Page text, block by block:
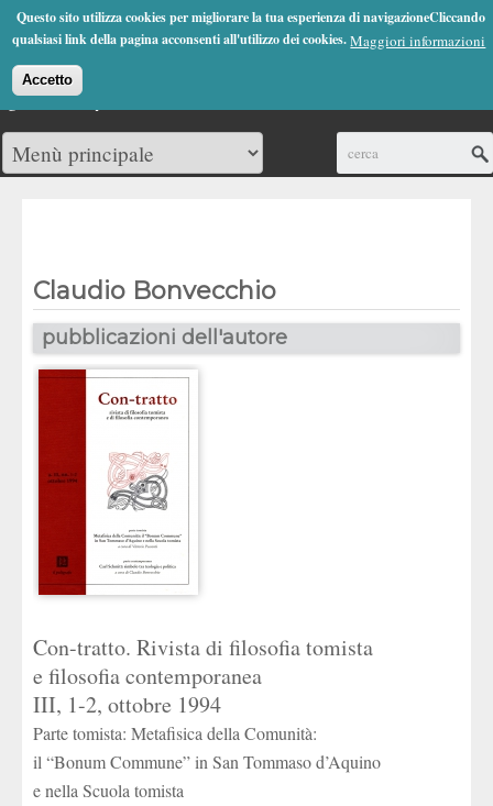
Questo sito utilizza cookies per migliorare la tua esperienza di navigazioneCliccando
qualsiasi link della pagina acconsenti all'utilizzo dei cookies.Maggiori informazioni
Accetto
Jump to Navigation
(0)
Claudio Bonvecchio
pubblicazioni dell'autore
Con-tratto. Rivista di filosofia tomista
e filosofia contemporanea
III, 1-2, ottobre 1994
Parte tomista: Metafisica della Comunità:
il “Bonum Commune” in San Tommaso d’Aquino
e nella Scuola tomista